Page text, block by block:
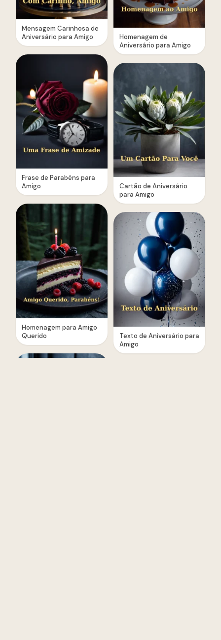
Mensagem Carinhosa de
Aniversário para Amigo
Frase de Parabéns para
Amigo
Homenagem para Amigo
Querido
Homenagem de
Aniversário para Amigo
Cartão de Aniversário
para Amigo
Texto de Aniversário para
Amigo